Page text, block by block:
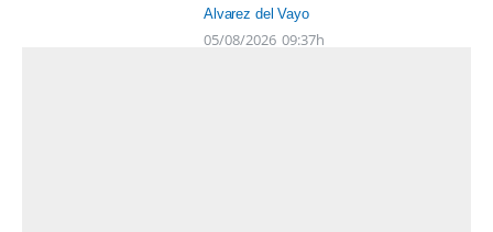
Alvarez del Vayo
05/08/2026 09:37h